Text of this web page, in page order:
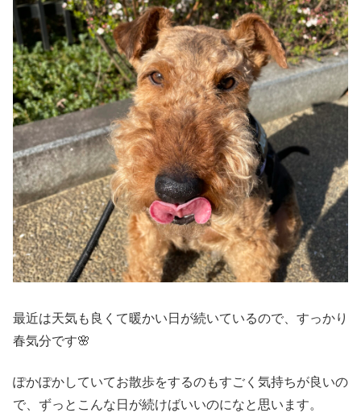
最近は天気も良くて暖かい日が続いているので、すっかり
春気分です🌸
ぽかぽかしていてお散歩をするのもすごく気持ちが良いの
で、ずっとこんな日が続けばいいのになと思います。